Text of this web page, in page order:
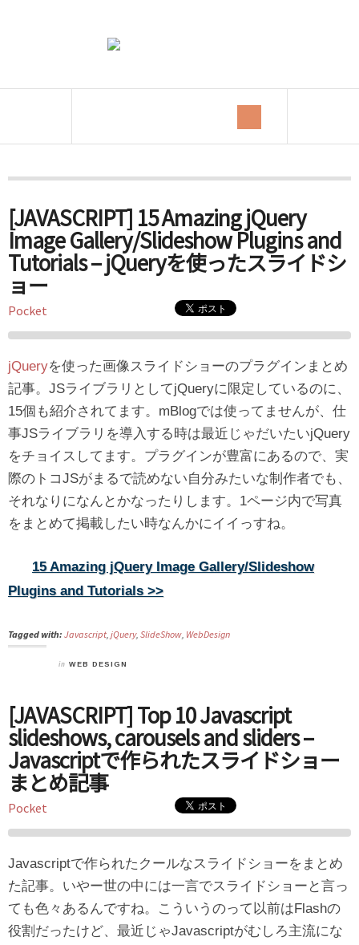
[JAVASCRIPT] 15 Amazing jQuery
Image Gallery/Slideshow Plugins and
Tutorials – jQueryを使ったスライドシ
ョー
Pocket
jQueryを使った画像スライドショーのプラグインまとめ
記事。JSライブラリとしてjQueryに限定しているのに、
15個も紹介されてます。mBlogでは使ってませんが、仕
事JSライブラリを導入する時は最近じゃだいたいjQuery
をチョイスしてます。プラグインが豊富にあるので、実
際のトコJSがまるで読めない自分みたいな制作者でも、
それなりになんとかなったりします。1ページ内で写真
をまとめて掲載したい時なんかにイイっすね。
15 Amazing jQuery Image Gallery/Slideshow
Plugins and Tutorials >>
Tagged with: Javascript, jQuery, SlideShow, WebDesign
in WEB DESIGN
[JAVASCRIPT] Top 10 Javascript
slideshows, carousels and sliders –
Javascriptで作られたスライドショー
まとめ記事
Pocket
Javascriptで作られたクールなスライドショーをまとめ
た記事。いやー世の中には一言でスライドショーと言っ
ても色々あるんですね。こういうのって以前はFlashの
役割だったけど、最近じゃJavascriptがむしろ主流にな